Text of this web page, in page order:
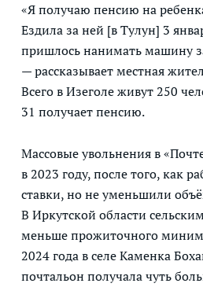
«Я получаю пенсию на
Ездила за ней [в Тулун] 3
пришлось нанимать машину
— рассказывает местная
Всего в Изеголе живут 250
31 получает пенсию.
Массовые увольнения в
в 2023 году, после того, как
ставки, но не уменьшили
В Иркутской области
меньше прожиточного
2024 года в селе Каменка
почтальон получала чуть